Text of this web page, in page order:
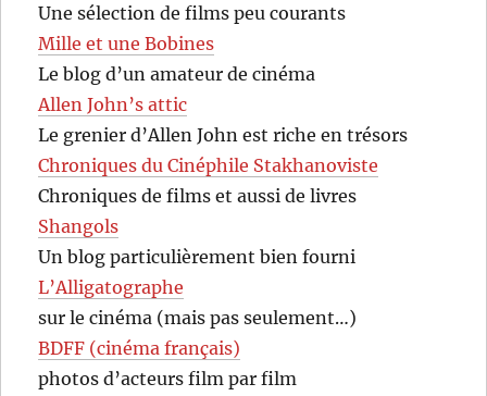
Une sélection de films peu courants
Mille et une Bobines
Le blog d’un amateur de cinéma
Allen John’s attic
Le grenier d’Allen John est riche en trésors
Chroniques du Cinéphile Stakhanoviste
Chroniques de films et aussi de livres
Shangols
Un blog particulièrement bien fourni
L’Alligatographe
sur le cinéma (mais pas seulement…)
BDFF (cinéma français)
photos d’acteurs film par film